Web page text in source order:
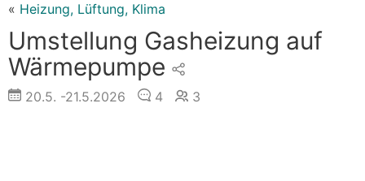
« Heizung, Lüftung, Klima
Umstellung Gasheizung auf
Wärmepumpe
20.5. -21.5.2026 4 3